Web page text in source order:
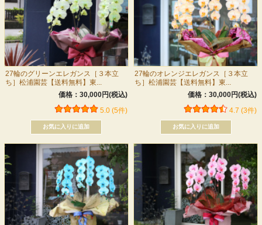
27輪のグリーンエレガンス［３本立
ち］松浦園芸【送料無料】東...
価格：30,000円(税込)
5.0 (5件)
27輪のオレンジエレガンス［３本立
ち］松浦園芸【送料無料】東...
価格：30,000円(税込)
4.7 (3件)